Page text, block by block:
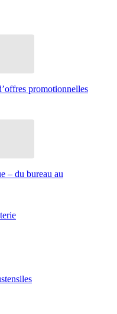
promotionnelles
– du bureau au